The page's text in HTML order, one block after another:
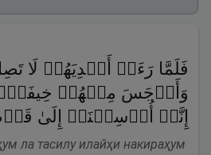
فَلَمَّا رَءَاۤ أَیۡدِیَهُمۡ لَا
وَأَوۡجَسَ مِنۡهُمۡ خِیفَةࣰۚ
إِنَّاۤ أُرۡسِلۡنَاۤ إِلَىٰ
ла тасилу илайҳи накираҳум